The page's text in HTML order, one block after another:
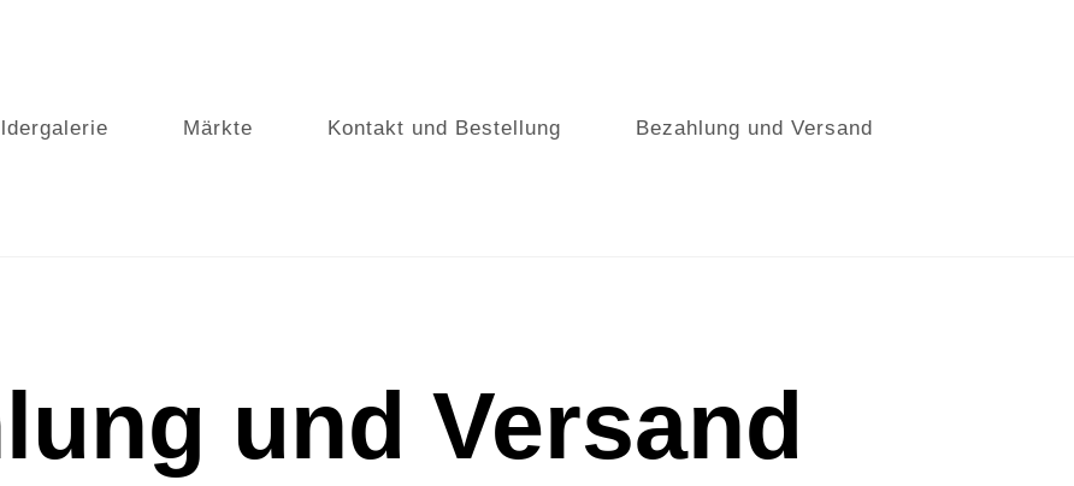
Märkte Kontakt und Bestellung Bezahlung und Versand
und Versand